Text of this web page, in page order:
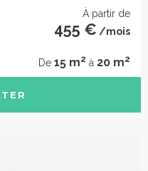
À partir de
455 € /mois
De 15 m2 à 20 m2